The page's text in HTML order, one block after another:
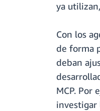
ya
Con los
de forma
deban
MCP. Por
investigar